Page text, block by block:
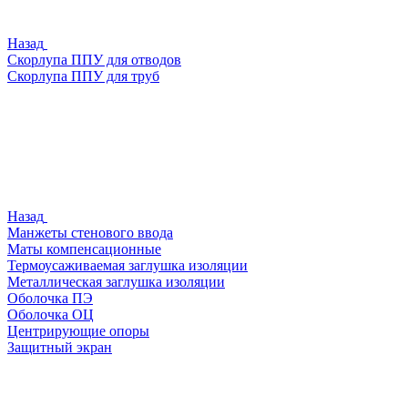
Назад
Скорлупа ППУ для отводов
Скорлупа ППУ для труб
Назад
Манжеты стенового ввода
Маты компенсационные
Термоусаживаемая заглушка изоляции
Металлическая заглушка изоляции
Оболочка ПЭ
Оболочка ОЦ
Центрирующие опоры
Защитный экран